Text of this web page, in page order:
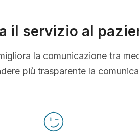
il servizio al
la comunicazione tra
più trasparente la